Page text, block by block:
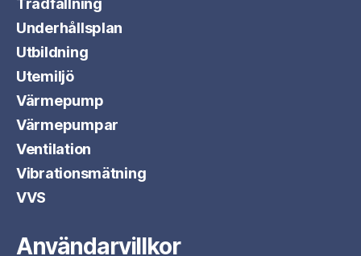
Trädfällning
Underhållsplan
Utbildning
Utemiljö
Värmepump
Värmepumpar
Ventilation
Vibrationsmätning
VVS
Användarvillkor